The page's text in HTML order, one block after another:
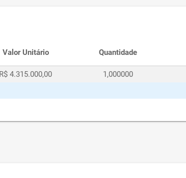
Valor Unitário Quantidade
R$ 4.315.000,00 1,000000